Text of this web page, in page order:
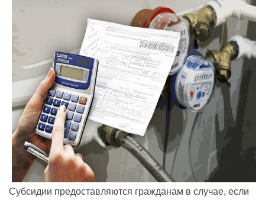
Субсидии предоставляются гражданам в случае, если